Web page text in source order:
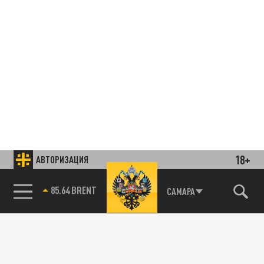
АВТОРИЗАЦИЯ 18+
85.64 BRENT САМАРА